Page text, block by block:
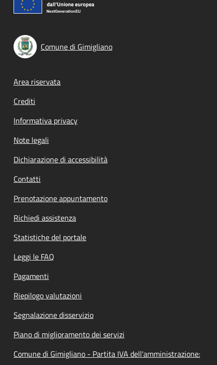
Comune di Gimigliano
Footer menu
Area riservata
Crediti
Informativa privacy
Note legali
Dichiarazione di accessibilità
Contatti
Prenotazione appuntamento
Richiedi assistenza
Statistiche del portale
Leggi le FAQ
Pagamenti
Riepilogo valutazioni
Segnalazione disservizio
Piano di miglioramento dei servizi
Comune di Gimigliano - Partita IVA dell'amministrazione: